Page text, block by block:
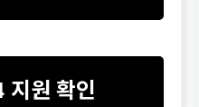
지원 확인